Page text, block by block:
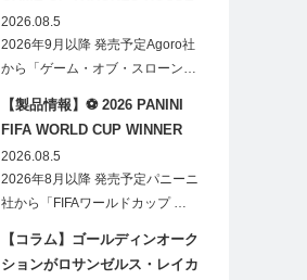
STARK BLIND BOX
2026.08.5
2026年9月以降 発売予定Agoro社
から「ゲーム・オブ・スローン…
【製品情報】⚽ 2026 PANINI
FIFA WORLD CUP WINNER
STICKER POSTER
2026.08.5
2026年8月以降 発売予定パニーニ
社から「FIFAワールドカップ …
【コラム】ゴールディンオーク
ションがロサンゼルス・レイカ